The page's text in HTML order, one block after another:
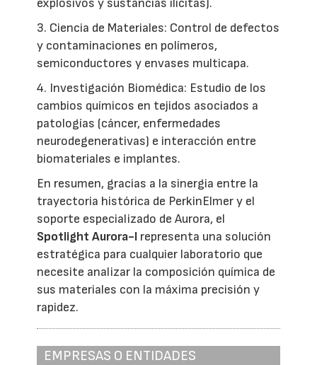
3. Ciencia de Materiales: Control de defectos
y contaminaciones en polímeros,
semiconductores y envases multicapa.
4. Investigación Biomédica: Estudio de los
cambios químicos en tejidos asociados a
patologías (cáncer, enfermedades
neurodegenerativas) e interacción entre
biomateriales e implantes.
En resumen, gracias a la sinergia entre la
trayectoria histórica de PerkinElmer y el
soporte especializado de Aurora, el
Spotlight Aurora-I representa una solución
estratégica para cualquier laboratorio que
necesite analizar la composición química de
sus materiales con la máxima precisión y
rapidez.
EMPRESAS O ENTIDADES